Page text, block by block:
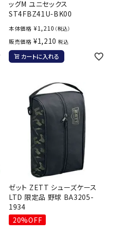
ッグM ユニセックス
ST4FBZ41U-BK00
本体価格 ¥1,210 （税込）
販売価格 ¥1,210 税込
カートに入れる
ゼット ZETT シューズケース
LTD 限定品 野球 BA3205-
1934
20%OFF